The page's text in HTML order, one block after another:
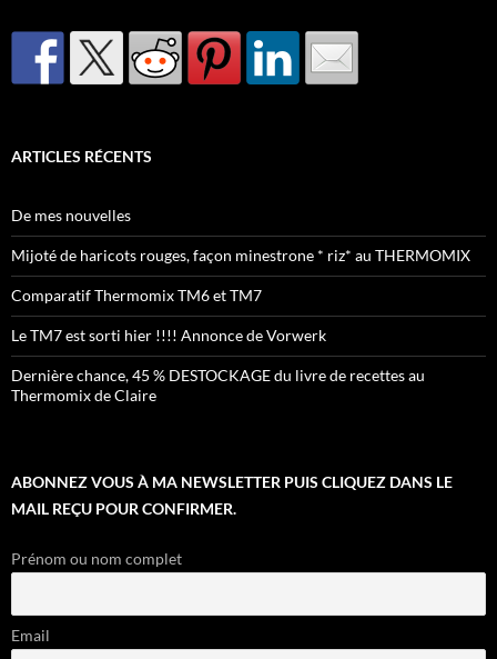
ARTICLES RÉCENTS
De mes nouvelles
Mijoté de haricots rouges, façon minestrone * riz* au THERMOMIX
Comparatif Thermomix TM6 et TM7
Le TM7 est sorti hier !!!! Annonce de Vorwerk
Dernière chance, 45 % DESTOCKAGE du livre de recettes au
Thermomix de Claire
ABONNEZ VOUS À MA NEWSLETTER PUIS CLIQUEZ DANS LE
MAIL REÇU POUR CONFIRMER.
Prénom ou nom complet
Email